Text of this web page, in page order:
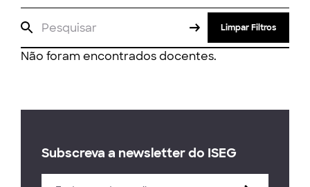
Limpar Filtros
Não foram encontrados docentes.
Subscreva a newsletter do ISEG